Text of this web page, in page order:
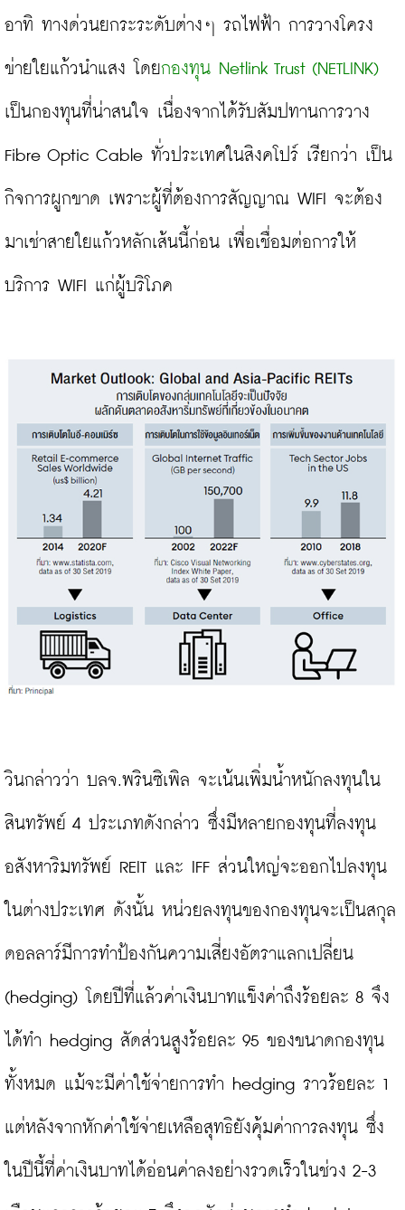
อาทิ ทางด่วนยกระระดับต่างๆ รถไฟฟ้า การวางโครง
ข่ายใยแก้วนำแสง โดยกองทุน Netlink Trust (NETLINK)
เป็นกองทุนที่น่าสนใจ เนื่องจากได้รับสัมปทานการวาง
Fibre Optic Cable ทั่วประเทศในสิงคโปร์ เรียกว่า เป็น
กิจการผูกขาด เพราะผู้ที่ต้องการสัญญาณ WIFI จะต้อง
มาเช่าสายใยแก้วหลักเส้นนี้ก่อน เพื่อเชื่อมต่อการให้
บริการ WIFI แก่ผู้บริโภค
วินกล่าวว่า บลจ.พรินซิเพิล จะเน้นเพิ่มน้ำหนักลงทุนใน
สินทรัพย์ 4 ประเภทดังกล่าว ซึ่งมีหลายกองทุนที่ลงทุน
อสังหาริมทรัพย์ REIT และ IFF ส่วนใหญ่จะออกไปลงทุน
ในต่างประเทศ ดังนั้น หน่วยลงทุนของกองทุนจะเป็นสกุล
ดอลลาร์มีการทำป้องกันความเสี่ยงอัตราแลกเปลี่ยน
(hedging) โดยปีที่แล้วค่าเงินบาทแข็งค่าถึงร้อยละ 8 จึง
ได้ทำ hedging สัดส่วนสูงร้อยละ 95 ของขนาดกองทุน
ทั้งหมด แม้จะมีค่าใช้จ่ายการทำ hedging ราวร้อยละ 1
แต่หลังจากหักค่าใช้จ่ายเหลือสุทธิยังคุ้มค่าการลงทุน ซึ่ง
ในปีนี้ที่ค่าเงินบาทได้อ่อนค่าลงอย่างรวดเร็วในช่วง 2-3